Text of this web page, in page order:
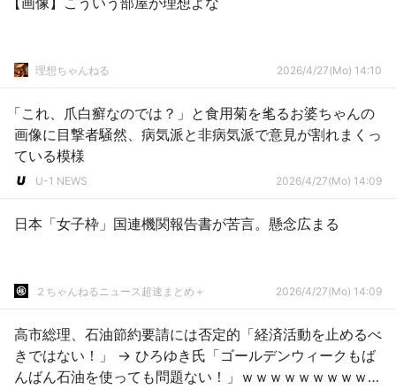
理想ちゃんねる 2026/4/27(Mo) 14:10
「これ、爪白癬なのでは？」と食用菊を毟るお婆ちゃんの
画像に目撃者騒然、病気派と非病気派で意見が割れまくっ
ている模様
U-1 NEWS 2026/4/27(Mo) 14:09
日本「女子枠」国連機関報告書が苦言。懸念広まる
２ちゃんねるニュース超速まとめ＋ 2026/4/27(Mo) 14:09
高市総理、石油節約要請には否定的「経済活動を止めるべ
きではない！」 → ひろゆき氏「ゴールデンウィークもば
んばん石油を使っても問題ない！」ｗｗｗｗｗｗｗｗｗｗ